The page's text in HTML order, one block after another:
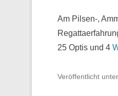
Am Pilsen-,
25 Optis und 4
Veröffentlicht unter